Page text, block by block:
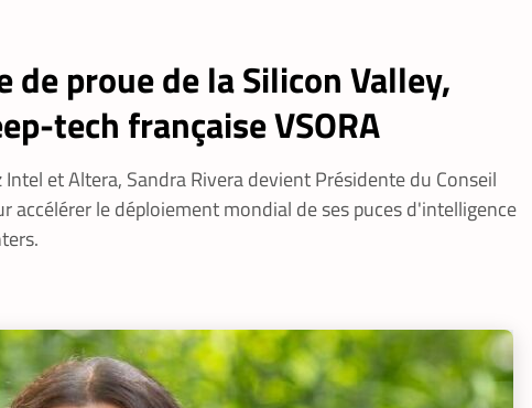
de proue de la Silicon Valley,
tech française VSORA
et Altera, Sandra Rivera devient Présidente du Conseil
accélérer le déploiement mondial de ses puces d'intelligence